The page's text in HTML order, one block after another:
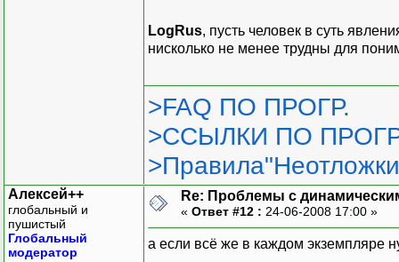
}
//методы для
//...
//рабочая структура
struct s_Work
{
static
};
LogRus, пусть человек в суть
нисколько не менее трудны для
>FAQ ПО ПРОГР.
>ССЫЛКИ ПО
Алексей++
глобальный и
пушистый
Глобальный
модератор
Re: Проблемы с
« Ответ #12 : 24-06-2008 17:00 »
а если всё же в каждом экземпляре